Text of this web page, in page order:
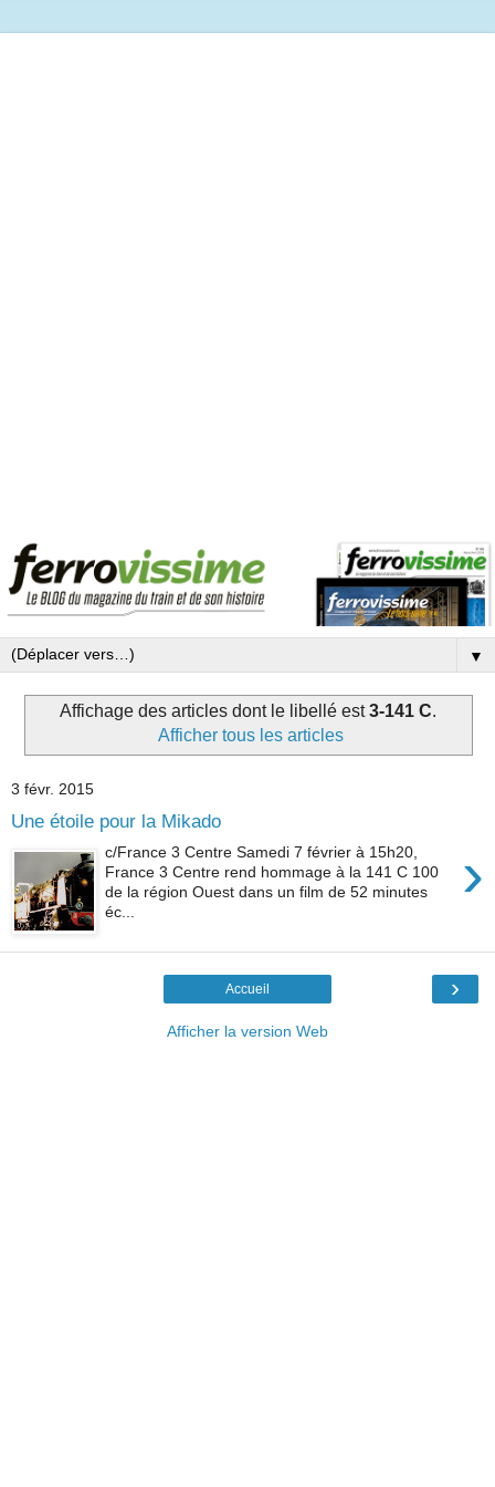
▼
Affichage des articles dont le libellé est3-141 C.
Afficher tous les articles
3 févr. 2015
Une étoile pour la Mikado
›
c/France 3 Centre Samedi 7 février à 15h20,
France 3 Centre rend hommage à la 141 C 100
de la région Ouest dans un film de 52 minutes
éc...
›
Accueil
Afficher la version Web